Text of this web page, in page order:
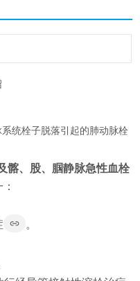
统栓子脱落引起的肺动脉栓
髂、股、腘静脉急性血栓
。